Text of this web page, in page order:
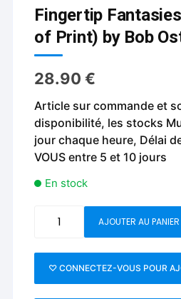
Fingertip
of Print) by Bob
28.90€
Article sur commande et
disponibilité, les stocks
jour chaque heure, Délai
VOUS entre 5 et 10 jours
En stock
Fantasies
(Limited/Out
AJOUTER AU PANIER
♡ CONNECTEZ-VOUS POUR